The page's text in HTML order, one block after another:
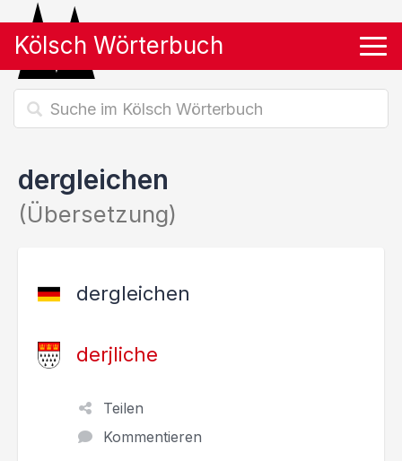
Kölsch Wörterbuch
dergleichen
(Übersetzung)
dergleichen
derjliche
Teilen
Kommentieren